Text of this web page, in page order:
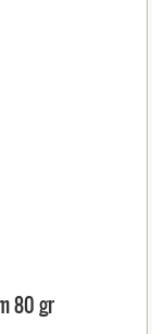
80 gr